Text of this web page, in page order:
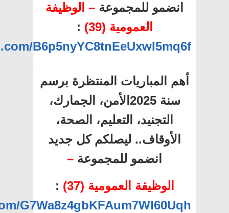
انضمو للمجموعة – الوظيفة
العمومية (39)
:
B6p5nyYC8tnEeUxwI5mq6f
أهم المباريات المنتظرة برسم
سنة 2025الأمن، الجمارك،
التجنيد، التعليم، الصحة،
الأوقاف.. ليصلكم كل جديد
انضمو للمجموعة –
الوظيفة العمومية (37)
:
G7Wa8z4gbKFAum7WI60Uqh